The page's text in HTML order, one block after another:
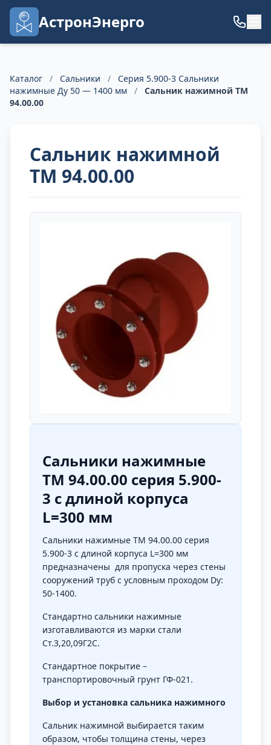
АстронЭнерго
Каталог / Сальники /
Серия 5.900-3 Сальники
нажимные Ду 50 — 1400 мм
/
Сальник нажимной ТМ
94.00.00
Сальник нажимной
ТМ 94.00.00
Сальники нажимные
ТМ 94.00.00 серия 5.900-
3 с длиной корпуса
L=300 мм
Cальники нажимные ТМ 94.00.00 серия
5.900-3 с длиной корпуса L=300 мм
предназначены для пропуска через стены
сооружений труб с условным проходом Dу:
50-1400.
Стандартно сальники нажимные
изготавливаются из марки стали
Ст.3,20,09Г2С.
Стандартное покрытие –
транспортировочный грунт ГФ-021.
Выбор и установка сальника нажимного
Сальник нажимной выбирается таким
образом, чтобы толщина стены, через